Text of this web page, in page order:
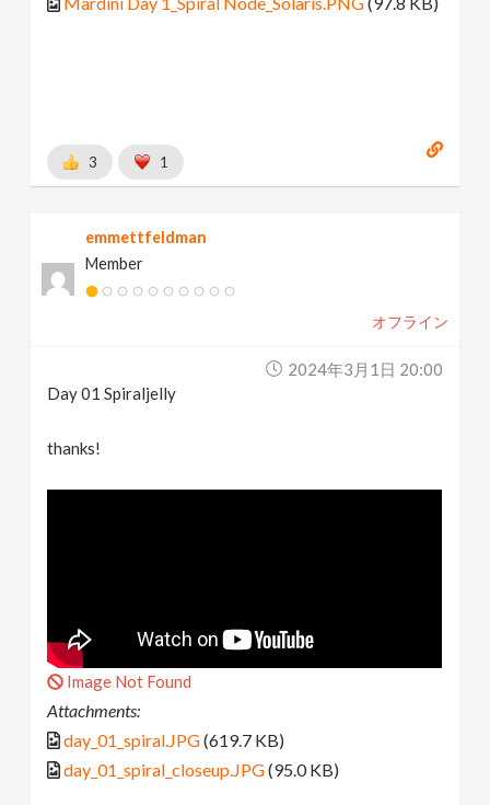
3 1
emmettfeldman
Member
オフライン
2024年3月1日 20:00
Day 01 Spiraljelly
thanks!
Image Not Found
Attachments:
day_01_spiral.JPG(619.7 KB)
day_01_spiral_closeup.JPG(95.0 KB)